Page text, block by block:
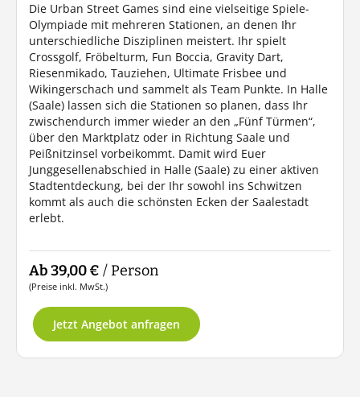
Die Urban Street Games sind eine vielseitige Spiele-
Olympiade mit mehreren Stationen, an denen Ihr
unterschiedliche Disziplinen meistert. Ihr spielt
Crossgolf, Fröbelturm, Fun Boccia, Gravity Dart,
Riesenmikado, Tauziehen, Ultimate Frisbee und
Wikingerschach und sammelt als Team Punkte. In Halle
(Saale) lassen sich die Stationen so planen, dass Ihr
zwischendurch immer wieder an den „Fünf Türmen“,
über den Marktplatz oder in Richtung Saale und
Peißnitzinsel vorbeikommt. Damit wird Euer
Junggesellenabschied in Halle (Saale) zu einer aktiven
Stadtentdeckung, bei der Ihr sowohl ins Schwitzen
kommt als auch die schönsten Ecken der Saalestadt
erlebt.
Ab 39,00 € / Person
(Preise inkl. MwSt.)
Jetzt Angebot anfragen